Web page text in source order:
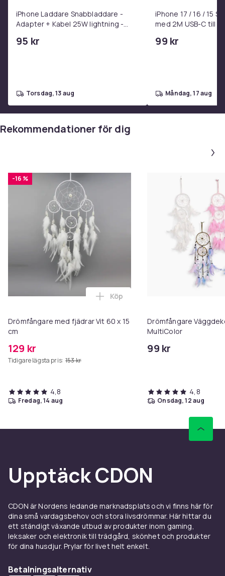
iPhone Laddare Snabbladdare -
Adapter + Kabel 25W lightning -
95 kr
torsdag, 13 aug
iPhone 17 / 16 / 15
med 2M USB-C till
99 kr
måndag, 17 aug
Rekommendationer för dig
-16 %
Drömfångare med fjädrar Vit 60 x 15
cm
129 kr
Tidigare lägsta pris: 153 kr
Lägg till Drömfångare med
Köp
4,8
fredag, 14 aug
Drömfångare
MultiColor
99 kr
4,8
onsdag, 12 aug
Upptäck CDON
CDON är Nordens ledande marknadsplats och vi finns här för
dina små vardagsbehov och stora livsdrömmar. Här hittar du
ett ständigt växande utbud av produkter inom gaming,
leksaker och elektronik till trädgård, skönhet och produkter
för dina husdjur. Prylar för livet helt enkelt.
Betalningsalternativ